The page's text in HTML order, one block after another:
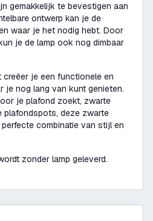
gemakkelijk te bevestigen aan
ontwerp kan je de
waar je het nodig hebt. Door
je de lamp ook nog dimbaar
creëer je een functionele en
je nog lang van kunt genieten.
je plafond zoekt, zwarte
deze zwarte
combinatie van stijl en
zonder lamp geleverd.